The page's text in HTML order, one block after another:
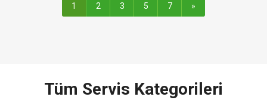
1 2 3 5 7 »
Tüm Servis Kategorileri